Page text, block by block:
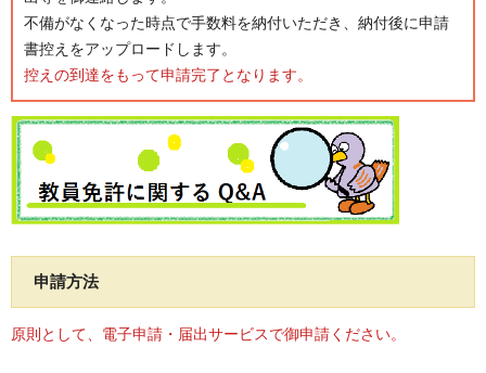
不備がなくなった時点で手数料を納付いただき、納付後に申請
書控えをアップロードします。
控えの到達をもって申請完了となります。
申請方法
原則として、電子申請・届出サービスで御申請ください。